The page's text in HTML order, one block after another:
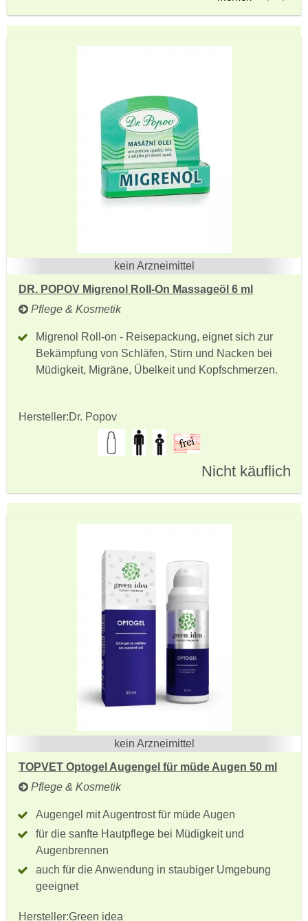
kein Arzneimittel
DR. POPOV Migrenol Roll-On Massageöl 6 ml
Pflege & Kosmetik
Migrenol Roll-on - Reisepackung, eignet sich zur
Bekämpfung von Schläfen, Stirn und Nacken bei
Müdigkeit, Migräne, Übelkeit und Kopfschmerzen.
Hersteller:Dr. Popov
Nicht käuflich
kein Arzneimittel
TOPVET Optogel Augengel für müde Augen 50 ml
Pflege & Kosmetik
Augengel mit Augentrost für müde Augen
für die sanfte Hautpflege bei Müdigkeit und
Augenbrennen
auch für die Anwendung in staubiger Umgebung
geeignet
Hersteller:Green idea